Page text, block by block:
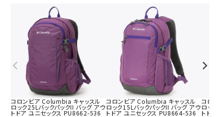
コロンビア Columbia キャッスル
ロック25LバックパックII バッグ アウ
トドア ユニセックス PU8662-536
コロンビア Columbia キャッスル
ロック15LバックパックII バッグ アウ
トドア ユニセックス PU8664-536
コロ
ロッ
トド